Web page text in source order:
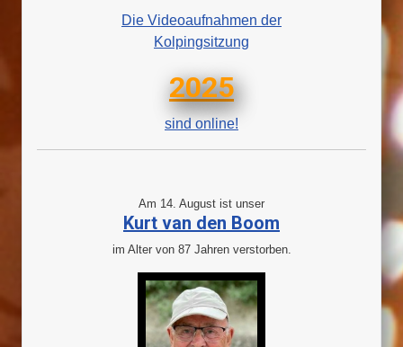
Die Videoaufnahmen der
Kolpingsitzung
2025
sind online!
Am 14. August ist unser
Kurt van den Boom
im Alter von 87 Jahren verstorben.